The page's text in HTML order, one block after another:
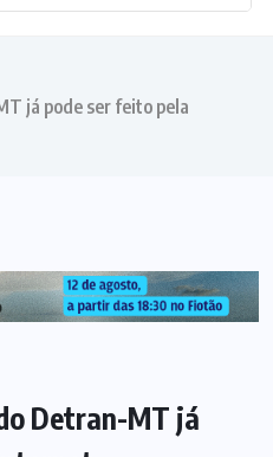
já pode ser feito pela
Detran-MT já